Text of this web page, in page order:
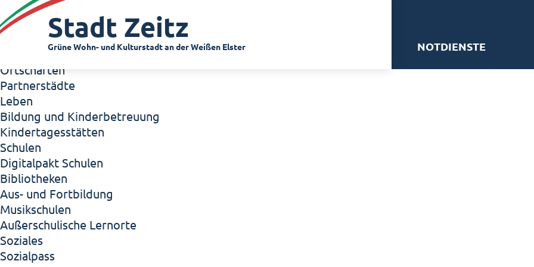
Zeitz - Die Kleinstadt
Willkommen in Zeitz!
Interview mit Oberbürgermeister Christian Thieme
Zeitz - Stadt der Zukunft
Ortschaften
Partnerstädte
Leben
Bildung und Kinderbetreuung
Kindertagesstätten
Schulen
Digitalpakt Schulen
Bibliotheken
Aus- und Fortbildung
Musikschulen
Außerschulische Lernorte
Soziales
Sozialpass
Stadt Zeitz
Grüne Wohn- und Kulturstadt an der Weißen Elster NOTDIENSTE